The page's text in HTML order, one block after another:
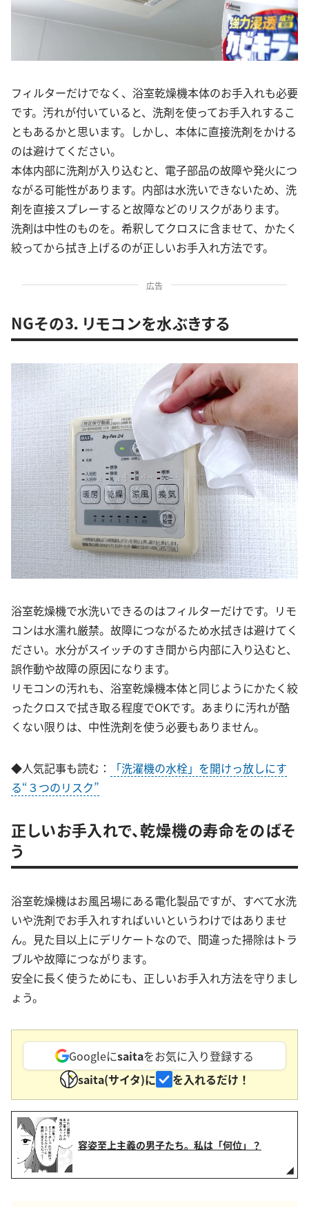
フィルターだけでなく、浴室乾燥機本体のお手入れも必要
です。汚れが付いていると、洗剤を使ってお手入れするこ
ともあるかと思います。しかし、本体に直接洗剤をかける
のは避けてください。
本体内部に洗剤が入り込むと、電子部品の故障や発火につ
ながる可能性があります。内部は水洗いできないため、洗
剤を直接スプレーすると故障などのリスクがあります。
洗剤は中性のものを。希釈してクロスに含ませて、かたく
絞ってから拭き上げるのが正しいお手入れ方法です。
広告
NGその3．リモコンを水ぶきする
浴室乾燥機で水洗いできるのはフィルターだけです。リモ
コンは水濡れ厳禁。故障につながるため水拭きは避けてく
ださい。水分がスイッチのすき間から内部に入り込むと、
誤作動や故障の原因になります。
リモコンの汚れも、浴室乾燥機本体と同じようにかたく絞
ったクロスで拭き取る程度でOKです。あまりに汚れが酷
くない限りは、中性洗剤を使う必要もありません。
◆人気記事も読む：
「洗濯機の水栓」を開けっ放しにす
る“３つのリスク”
正しいお手入れで、乾燥機の寿命をのばそ
う
浴室乾燥機はお風呂場にある電化製品ですが、すべて水洗
いや洗剤でお手入れすればいいというわけではありませ
ん。見た目以上にデリケートなので、間違った掃除はトラ
ブルや故障につながります。
安全に長く使うためにも、正しいお手入れ方法を守りまし
ょう。
Googleにsaitaをお気に入り登録する
saita(サイタ)に
を入れるだけ！
容姿至上主義の男子たち。私は「何位」？